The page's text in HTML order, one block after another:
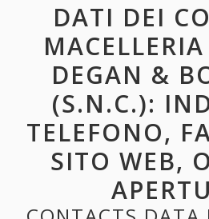
DATI DEI
DEGAN &
(S.N.C.):
TELEFONO,
SITO WEB,